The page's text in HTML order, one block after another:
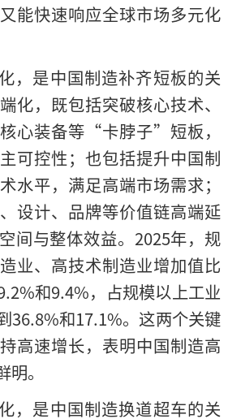
能快速响应全球市场多元化
是中国制造补齐短板的关
化，既包括突破核心技术、
心装备等“卡脖子”短板，
可控性；也包括提升中国制
水平，满足高端市场需求；
设计、品牌等价值链高端延
间与整体效益。2025年，规
业、高技术制造业增加值比
和9.4%，占规模以上工业
36.8%和17.1%。这两个关键
高速增长，表明中国制造高
。
是中国制造换道超车的关